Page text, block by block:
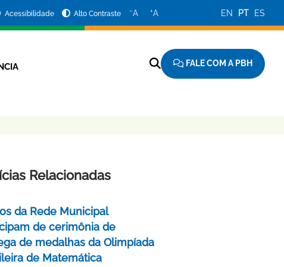
Acessibilidade Alto Contraste −A +A EN PT ES
FALE COM A PBH
Relacionadas
da Rede Municipal
de cerimônia de
de medalhas da Olimpíada
de Matemática